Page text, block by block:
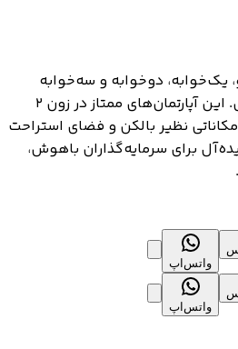
یک‌خوابه، دوخوابه و سه‌خوابه
لوکس در ناحیه جنوب غربی. این آپارتمان‌های ممتاز در زون ۲
نظیر بالکن و فضای استراحت
برای سرمایه‌گذاران باهوش،
واتس‌اپ
واتس‌اپ